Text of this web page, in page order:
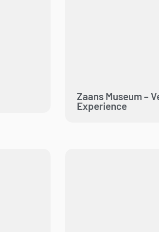
Zaans Museum –
Experience